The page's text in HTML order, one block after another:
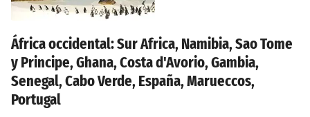
África occidental: Sur Africa, Namibia, Sao Tome
y Principe, Ghana, Costa d'Avorio, Gambia,
Senegal, Cabo Verde, España, Marueccos,
Portugal